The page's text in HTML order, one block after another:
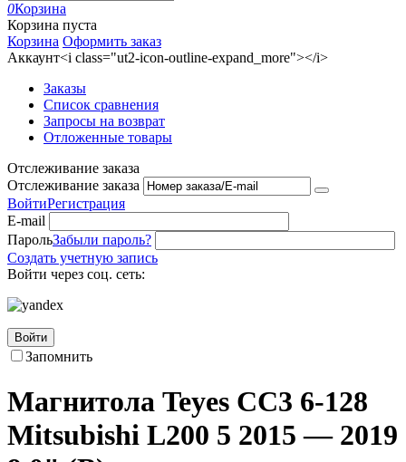
0Корзина
Корзина пуста
Корзина Оформить заказ
Аккаунт<i class="ut2-icon-outline-expand_more"></i>
Заказы
Список сравнения
Запросы на возврат
Отложенные товары
Отслеживание заказа
Отслеживание заказа
ВойтиРегистрация
E-mail
ПарольЗабыли пароль?
Создать учетную запись
Войти через соц. сеть:
Войти
Запомнить
Магнитола Teyes CC3 6-128
Mitsubishi L200 5 2015 — 2019